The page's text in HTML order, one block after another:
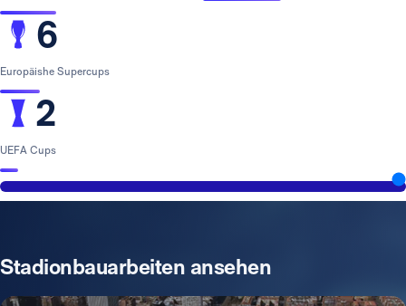
6
Europäishe Supercups
2
UEFA Cups
Stadionbauarbeiten ansehen